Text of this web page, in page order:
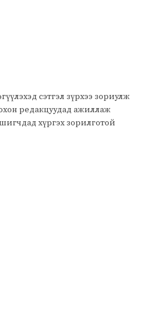
сэтгэл зүрхээ зориулж
редакцуудад ажиллаж
хүргэх зорилготой